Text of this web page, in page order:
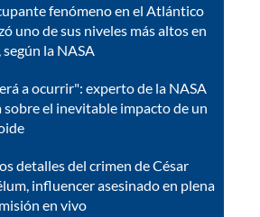
fenómeno en el Atlántico
uno de sus niveles más altos en
según la NASA
a ocurrir": experto de la NASA
sobre el inevitable impacto de un
detalles del crimen de César
influencer asesinado en plena
en vivo